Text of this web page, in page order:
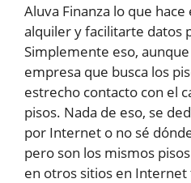
Aluva Finanza lo que
alquiler y facilitarte datos
Simplemente eso,
empresa que busca los
estrecho contacto con el
pisos. Nada de eso, se
por Internet o no sé
pero son los mismos
en otros sitios en